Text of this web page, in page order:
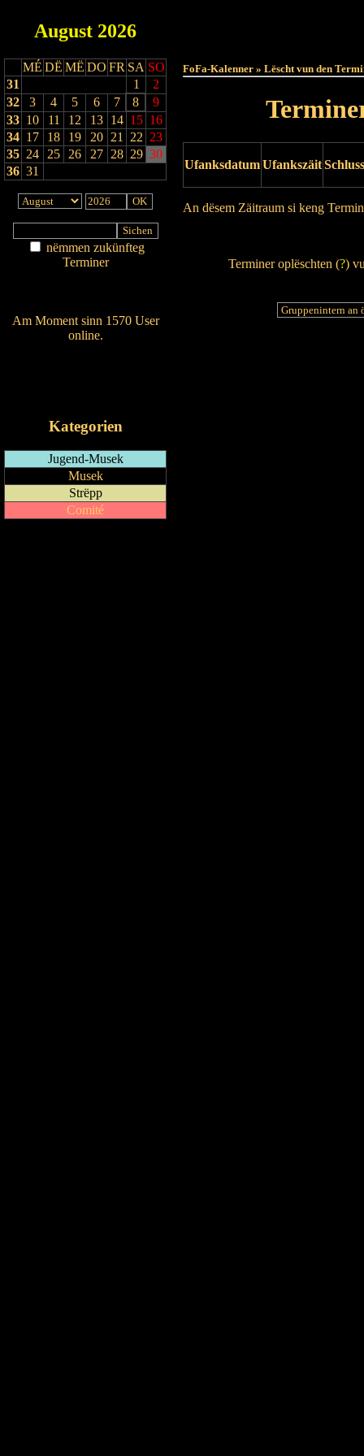
August 2026
MÉ DË MË DO FR SA SO
31
1
2
32
3 4 5 6 7 8
9
33 10 11 12 13 14 15 16
34 17 18 19 20 21 22 23
35 24 25 26 27 28 29 30
36 31
nëmmen zukünfteg
Terminer
Am Moment sinn 1570 User
online.
Kategorien
Jugend-Musek
Musek
Strëpp
Comité
FoFa-Kalenner » Lëscht vun den
UfanksdatumUfankszäit
An dësem Zäitraum si keng
Terminer oplëschten (?)